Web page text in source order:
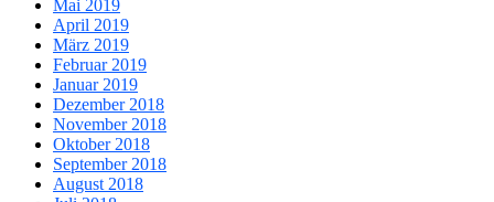
Mai 2019
April 2019
März 2019
Februar 2019
Januar 2019
Dezember 2018
November 2018
Oktober 2018
September 2018
August 2018